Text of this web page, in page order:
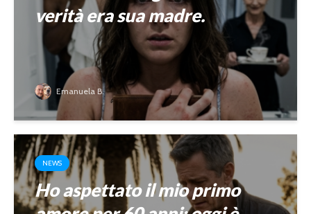
verità era sua madre.
Emanuela B.
NEWS
Ho aspettato il mio primo